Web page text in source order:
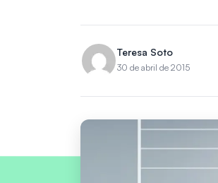
Teresa Soto
30 de abril de 2015